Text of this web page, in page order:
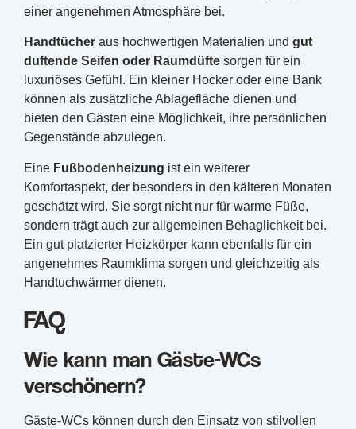
einer angenehmen Atmosphäre bei.
Handtücher aus hochwertigen Materialien und gut
duftende Seifen oder Raumdüfte sorgen für ein
luxuriöses Gefühl. Ein kleiner Hocker oder eine Bank
können als zusätzliche Ablagefläche dienen und
bieten den Gästen eine Möglichkeit, ihre persönlichen
Gegenstände abzulegen.
Eine Fußbodenheizung ist ein weiterer
Komfortaspekt, der besonders in den kälteren Monaten
geschätzt wird. Sie sorgt nicht nur für warme Füße,
sondern trägt auch zur allgemeinen Behaglichkeit bei.
Ein gut platzierter Heizkörper kann ebenfalls für ein
angenehmes Raumklima sorgen und gleichzeitig als
Handtuchwärmer dienen.
FAQ
Wie kann man Gäste-WCs
verschönern?
Gäste-WCs können durch den Einsatz von stilvollen